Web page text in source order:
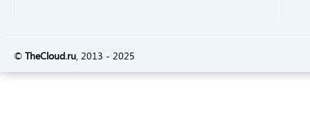
© TheСloud.ru, 2013 - 2025